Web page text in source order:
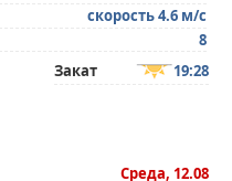
скорость 4.6 м/с
8
Закат 19:28
Среда, 12.08